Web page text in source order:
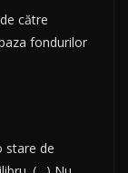
către
fondurilor
stare de